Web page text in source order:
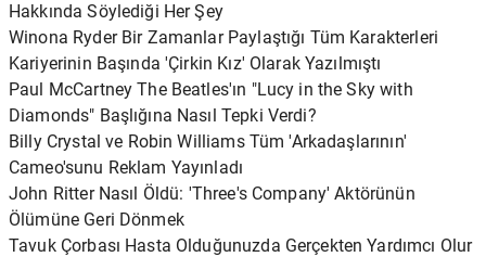
Hakkında Söylediği Her Şey
Winona Ryder Bir Zamanlar Paylaştığı Tüm Karakterleri
Kariyerinin Başında 'Çirkin Kız' Olarak Yazılmıştı
Paul McCartney The Beatles'ın "Lucy in the Sky with
Diamonds" Başlığına Nasıl Tepki Verdi?
Billy Crystal ve Robin Williams Tüm 'Arkadaşlarının'
Cameo'sunu Reklam Yayınladı
John Ritter Nasıl Öldü: 'Three's Company' Aktörünün
Ölümüne Geri Dönmek
Tavuk Çorbası Hasta Olduğunuzda Gerçekten Yardımcı Olur